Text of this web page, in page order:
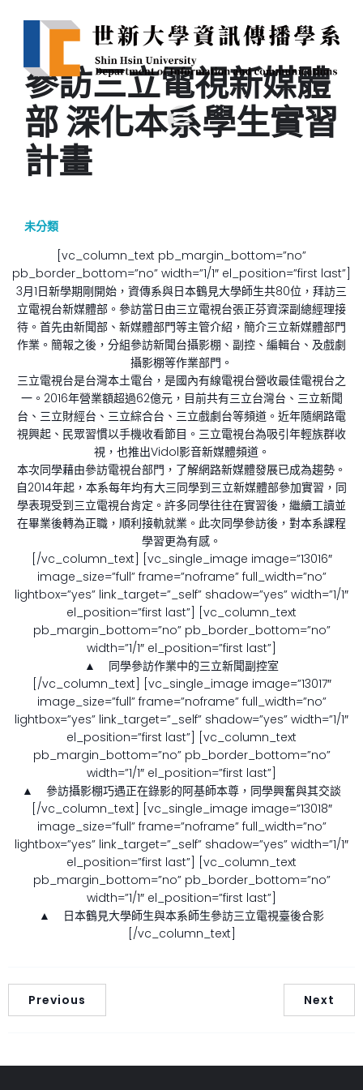
參訪三立電視新媒體
部 深化本系學生實習
計畫
未分類
[vc_column_text pb_margin_bottom=”no”
pb_border_bottom=”no” width=”1/1″ el_position=”first last”]
3月1日新學期剛開始，資傳系與日本鶴見大學師生共80位，拜訪三
立電視台新媒體部。參訪當日由三立電視台張正芬資深副總經理接
待。首先由新聞部、新媒體部門等主管介紹，簡介三立新媒體部門
作業。簡報之後，分組參訪新聞台攝影棚、副控、編輯台、及戲劇
攝影棚等作業部門。
三立電視台是台灣本土電台，是國內有線電視台營收最佳電視台之
一。2016年營業額超過62億元，目前共有三立台灣台、三立新聞
台、三立財經台、三立綜合台、三立戲劇台等頻道。近年隨網路電
視興起、民眾習慣以手機收看節目。三立電視台為吸引年輕族群收
視，也推出Vidol影音新媒體頻道。
本次同學藉由參訪電視台部門，了解網路新媒體發展已成為趨勢。
自2014年起，本系每年均有大三同學到三立新媒體部參加實習，同
學表現受到三立電視台肯定。許多同學往往在實習後，繼續工讀並
在畢業後轉為正職，順利接軌就業。此次同學參訪後，對本系課程
學習更為有感。
[/vc_column_text] [vc_single_image image=”13016″
image_size=”full” frame=”noframe” full_width=”no”
lightbox=”yes” link_target=”_self” shadow=”yes” width=”1/1″
el_position=”first last”] [vc_column_text
pb_margin_bottom=”no” pb_border_bottom=”no”
width=”1/1″ el_position=”first last”]
▲ 同學參訪作業中的三立新聞副控室
[/vc_column_text] [vc_single_image image=”13017″
image_size=”full” frame=”noframe” full_width=”no”
lightbox=”yes” link_target=”_self” shadow=”yes” width=”1/1″
el_position=”first last”] [vc_column_text
pb_margin_bottom=”no” pb_border_bottom=”no”
width=”1/1″ el_position=”first last”]
▲ 參訪攝影棚巧遇正在錄影的阿基師本尊，同學興奮與其交談
[/vc_column_text] [vc_single_image image=”13018″
image_size=”full” frame=”noframe” full_width=”no”
lightbox=”yes” link_target=”_self” shadow=”yes” width=”1/1″
el_position=”first last”] [vc_column_text
pb_margin_bottom=”no” pb_border_bottom=”no”
width=”1/1″ el_position=”first last”]
▲ 日本鶴見大學師生與本系師生參訪三立電視臺後合影
[/vc_column_text]
Previous Next